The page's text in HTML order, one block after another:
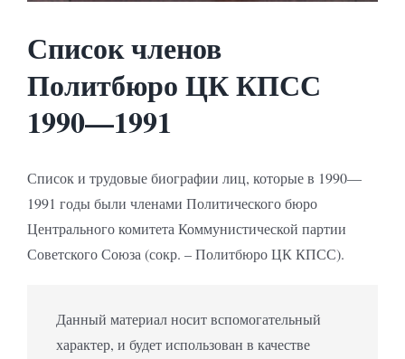
Список членов
Политбюро ЦК КПСС
1990—1991
Список и трудовые биографии лиц, которые в 1990—
1991 годы были членами Политического бюро
Центрального комитета Коммунистической партии
Советского Союза (сокр. – Политбюро ЦК КПСС).
Данный материал носит вспомогательный
характер, и будет использован в качестве